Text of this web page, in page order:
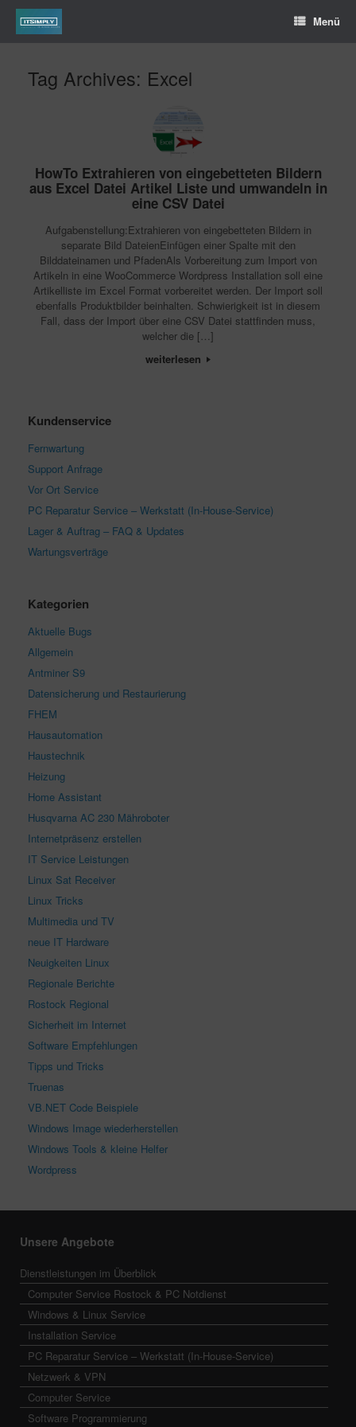
Menü
Tag Archives: Excel
HowTo Extrahieren von eingebetteten Bildern
aus Excel Datei Artikel Liste und umwandeln in
eine CSV Datei
Aufgabenstellung:Extrahieren von eingebetteten Bildern in
separate Bild DateienEinfügen einer Spalte mit den
Bilddateinamen und PfadenAls Vorbereitung zum Import von
Artikeln in eine WooCommerce Wordpress Installation soll eine
Artikelliste im Excel Format vorbereitet werden. Der Import soll
ebenfalls Produktbilder beinhalten. Schwierigkeit ist in diesem
Fall, dass der Import über eine CSV Datei stattfinden muss,
welcher die […]
weiterlesen
Kundenservice
Fernwartung
Support Anfrage
Vor Ort Service
PC Reparatur Service – Werkstatt (In-House-Service)
Lager & Auftrag – FAQ & Updates
Wartungsverträge
Kategorien
Aktuelle Bugs
Allgemein
Antminer S9
Datensicherung und Restaurierung
FHEM
Hausautomation
Haustechnik
Heizung
Home Assistant
Husqvarna AC 230 Mähroboter
Internetpräsenz erstellen
IT Service Leistungen
Linux Sat Receiver
Linux Tricks
Multimedia und TV
neue IT Hardware
Neuigkeiten Linux
Regionale Berichte
Rostock Regional
Sicherheit im Internet
Software Empfehlungen
Tipps und Tricks
Truenas
VB.NET Code Beispiele
Windows Image wiederherstellen
Windows Tools & kleine Helfer
Wordpress
Unsere Angebote
Dienstleistungen im Überblick
Computer Service Rostock & PC Notdienst
Windows & Linux Service
Installation Service
PC Reparatur Service – Werkstatt (In-House-Service)
Netzwerk & VPN
Computer Service
Software Programmierung